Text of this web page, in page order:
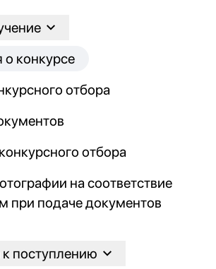
конкурсе
отбора
отбора
на соответствие
при подаче документов
поступлению